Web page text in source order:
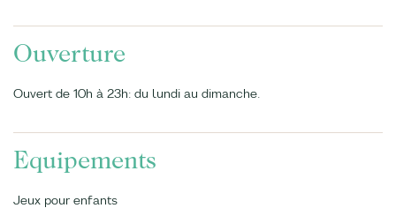
Ouverture
Ouvert de 10h à 23h: du lundi au dimanche.
Equipements
Jeux pour enfants